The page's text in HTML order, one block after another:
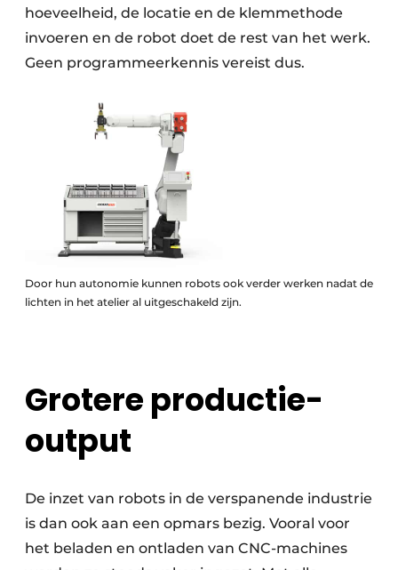
hoeveelheid, de locatie en de klemmethode
invoeren en de robot doet de rest van het werk.
Geen programmeer­kennis vereist dus.
Door hun autonomie kunnen robots ook verder werken nadat de
lichten in het atelier al uitgeschakeld zijn.
Grotere productie-
output
De inzet van robots in de verspanende industrie
is dan ook aan een opmars bezig. Vooral voor
het beladen en ontladen van CNC-machines